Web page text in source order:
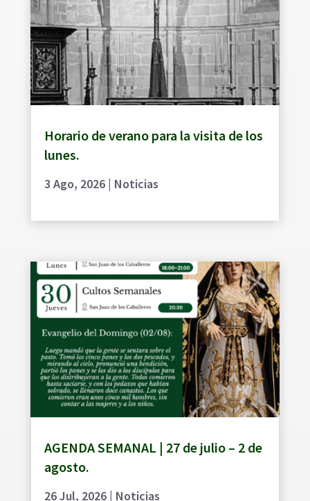
Horario de verano para la visita de los
lunes.
3 Ago, 2026| Noticias
AGENDA SEMANAL | 27 de julio – 2 de
agosto.
26 Jul, 2026| Noticias